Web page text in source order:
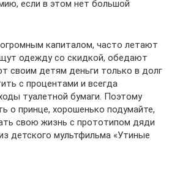
если в этом нет большой
капиталом, часто летают
одежду со скидкой, обедают
своим детям деньги только в долг
с процентами и всегда
туалетной бумаги. Поэтому
о принце, хорошенько подумайте,
свою жизнь с прототипом дяди
детского мультфильма «Утиные